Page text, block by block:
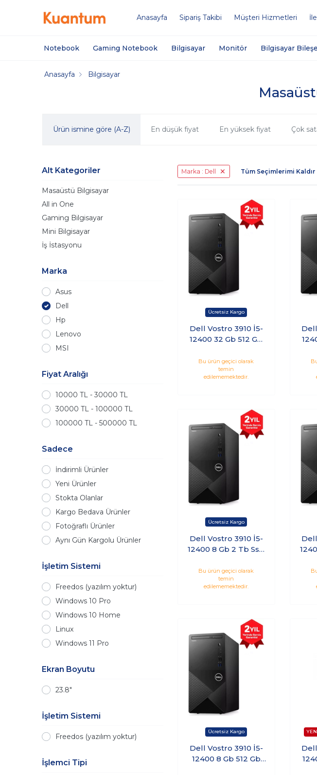
Anasayfa Sipariş Takibi Müşteri Hizmetleri
Notebook Gaming Notebook Bilgisayar Monitör Bilgisayar
Anasayfa Bilgisayar
Ürün ismine göre (A-Z) En düşük fiyat En yüksek fiyat Çok
Alt Kategoriler
Masaüstü Bilgisayar
All in One
Gaming Bilgisayar
Mini Bilgisayar
İş İstasyonu
Marka
Asus
Dell
Hp
Lenovo
MSI
Fiyat Aralığı
10000 TL - 30000 TL
30000 TL - 100000 TL
100000 TL - 500000 TL
Sadece
İndirimli Ürünler
Yeni Ürünler
Stokta Olanlar
Kargo Bedava Ürünler
Fotoğraflı Ürünler
Aynı Gün Kargolu Ürünler
İşletim Sistemi
Freedos (yazılım yoktur)
Windows 10 Pro
Windows 10 Home
Linux
Windows 11 Pro
Ekran Boyutu
23.8"
İşletim Sistemi
Freedos (yazılım yoktur)
İşlemci Tipi
Marka : Dell Tüm Seçimlerimi Kaldır
Dell Vostro 3910 İ5-
12400 32 Gb 512 Gb
N7505Vdt3910Emea
_U Kt14
Bu ürün geçici olarak
temin
edilememektedir.
Dell Vostro 3910 İ5-
12400 8 Gb 2 Tb Ssd
N7505Vdt3910Emea
_U Kt4
Bu ürün geçici olarak
temin
edilememektedir.
Dell Vostro 3910 İ5-
12400 8 Gb 512 Gb